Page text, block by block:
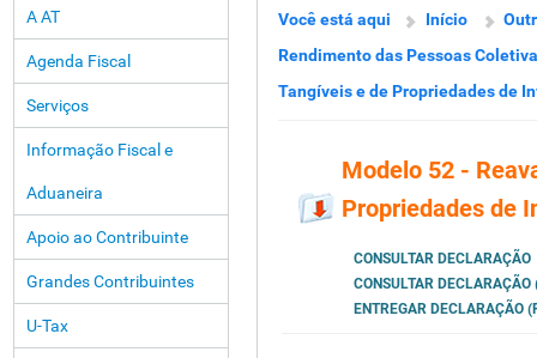
A AT
Agenda Fiscal
Serviços
Informação Fiscal e
Aduaneira
Apoio ao Contribuinte
Grandes Contribuintes
U-Tax
Você está aqui Início
Rendimento das Pessoas
Tangíveis e de Propriedades de
Modelo 52 -
Propriedades de
CONSULTAR DECLARAÇÃO
CONSULTAR
ENTREGAR DECLARAÇÃO